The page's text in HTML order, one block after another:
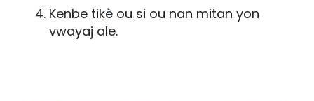
Kenbe tikè ou si ou nan mitan yon
vwayaj ale.